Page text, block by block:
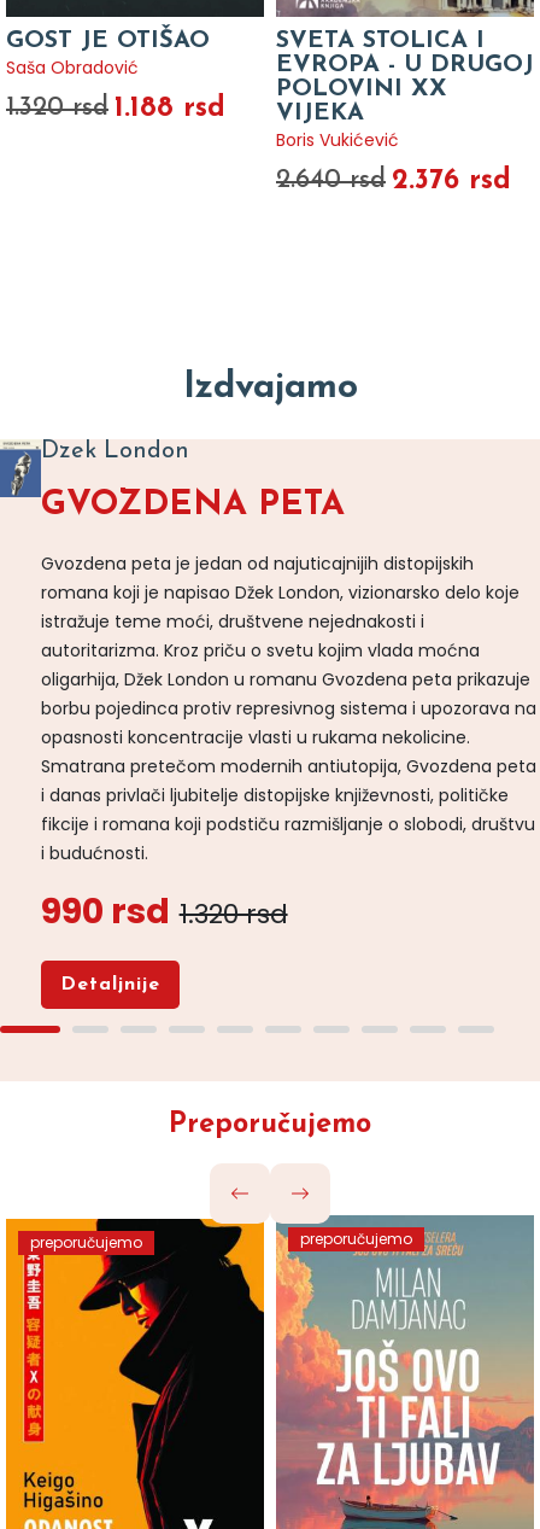
GOST JE OTIŠAO
Saša Obradović
1.320 rsd 1.188 rsd
SVETA STOLICA I
EVROPA - U DRUGOJ
POLOVINI XX
VIJEKA
Boris Vukićević
2.640 rsd 2.376 rsd
Izdvajamo
Dzek London
GVOZDENA PETA
Gvozdena peta je jedan od najuticajnijih distopijskih
romana koji je napisao Džek London, vizionarsko delo koje
istražuje teme moći, društvene nejednakosti i
autoritarizma. Kroz priču o svetu kojim vlada moćna
oligarhija, Džek London u romanu Gvozdena peta prikazuje
borbu pojedinca protiv represivnog sistema i upozorava na
opasnosti koncentracije vlasti u rukama nekolicine.
Smatrana pretečom modernih antiutopija, Gvozdena peta
i danas privlači ljubitelje distopijske književnosti, političke
fikcije i romana koji podstiču razmišljanje o slobodi, društvu
i budućnosti.
990 rsd 1.320 rsd
Detaljnije
Preporučujemo
preporučujemo preporučujemo